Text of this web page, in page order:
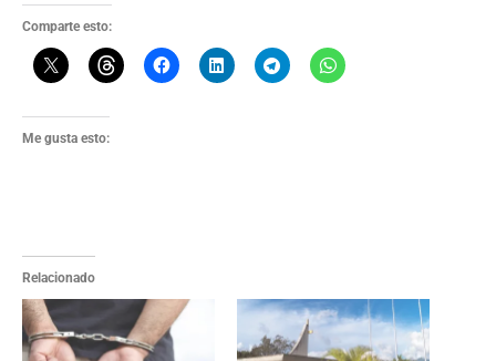
Comparte esto:
Me gusta esto:
Relacionado